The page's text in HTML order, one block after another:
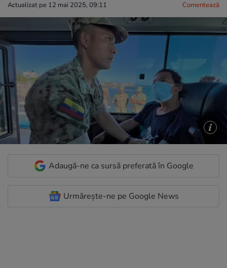
Actualizat pe 12 mai 2025, 09:11 Comentează
Adaugă-ne ca sursă preferată în Google
Urmărește-ne pe Google News